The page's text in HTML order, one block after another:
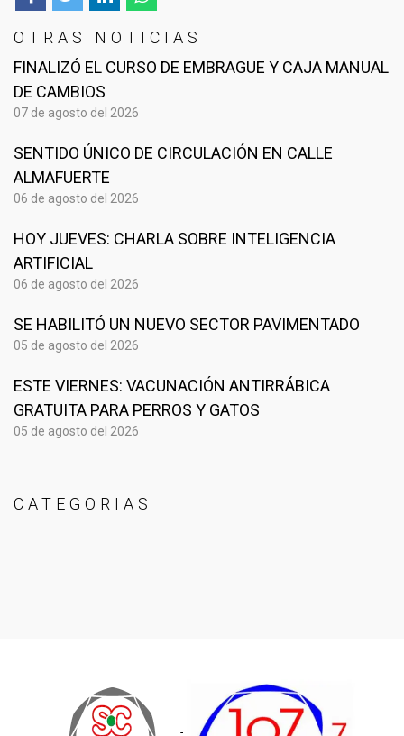
OTRAS NOTICIAS
FINALIZÓ EL CURSO DE EMBRAGUE Y CAJA MANUAL
DE CAMBIOS
07 de agosto del 2026
SENTIDO ÚNICO DE CIRCULACIÓN EN CALLE
ALMAFUERTE
06 de agosto del 2026
HOY JUEVES: CHARLA SOBRE INTELIGENCIA
ARTIFICIAL
06 de agosto del 2026
SE HABILITÓ UN NUEVO SECTOR PAVIMENTADO
05 de agosto del 2026
ESTE VIERNES: VACUNACIÓN ANTIRRÁBICA
GRATUITA PARA PERROS Y GATOS
05 de agosto del 2026
CATEGORIAS